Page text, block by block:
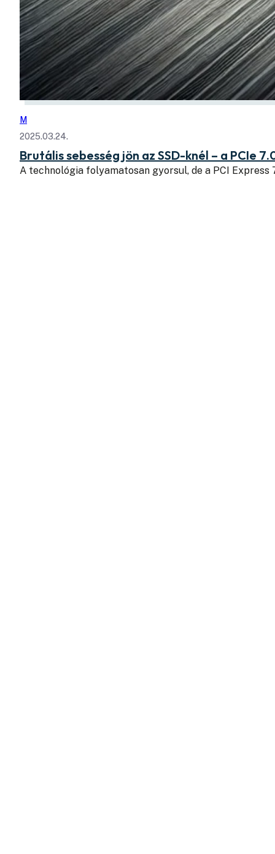
M
2025.03.24.
Brutális sebesség jön az SSD-knél – a PCIe
A technológia folyamatosan gyorsul, de a PCI Express